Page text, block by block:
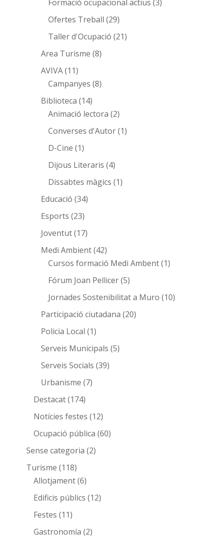
Formació ocupacional actius (3)
Ofertes Treball (29)
Taller d'Ocupació (21)
Area Turisme (8)
AVIVA(11)
Campanyes (8)
Biblioteca (14)
Animació lectora (2)
Converses d'Autor(1)
D-Cine (1)
Dijous Literaris (4)
Dissabtes màgics (1)
Educació (34)
Esports (23)
Joventut(17)
Medi Ambient(42)
Cursos formació Medi Ambent(1)
Fórum Joan Pellicer(5)
Jornades Sostenibilitat a Muro (10)
Participació ciutadana (20)
Policia Local (1)
Serveis Municipals (5)
Serveis Socials (39)
Urbanisme (7)
Destacat(174)
Notícies festes (12)
Ocupació pública (60)
Sense categoria (2)
Turisme (118)
Allotjament(6)
Edificis públics (12)
Festes (11)
Gastronomía (2)